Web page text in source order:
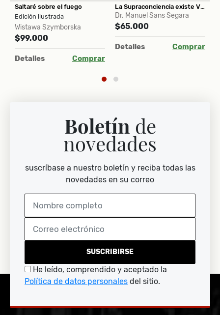
Saltaré sobre el fuego
Edición ilustrada
Wistawa Szymborska
$99.000
Detalles Comprar
La Supraconciencia existe Vida después de la vida
Dr. Manuel Sans Segara
$65.000
Detalles Comprar
Boletín de
novedades
suscríbase a nuestro boletín y reciba todas las
novedades en su correo
SUSCRIBIRSE
He leído, comprendido y aceptado la
Política de datos personales del sitio.